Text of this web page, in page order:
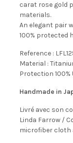
carat rose gold
materials.
An elegant pair
100% protected
Reference :
Material :
Protection 100%
Handmade in
Livré avec son
Linda Farrow /
microfiber cloth